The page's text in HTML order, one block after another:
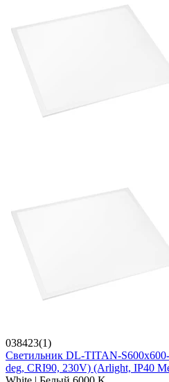
038423(1)
Светильник DL-TITAN-
deg, CRI90, 230V) (Arlight, IP40